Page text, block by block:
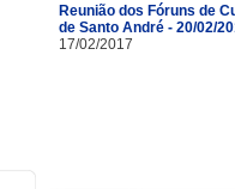
Reunião dos Fóruns de
de Santo André - 20/02/
17/02/2017